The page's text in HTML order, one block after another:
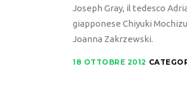
Joseph Gray, il tedesco
giapponese Chiyuki
Joanna Zakrzewski.
18 OTTOBRE 2012